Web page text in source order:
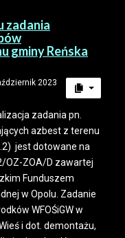
zadania
gminy Reńska
2023
zadania pn.
azbest z terenu
jest dotowane na
OZ-ZOA/D zawartej
Funduszem
w Opolu. Zadanie
WFOŚiGW w
i dot. demontażu,